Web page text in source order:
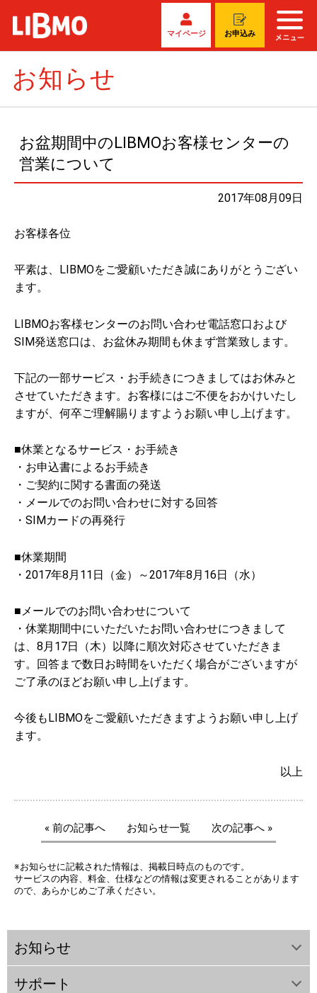
マイページ お申込み
お知らせ
お盆期間中のLIBMOお客様センターの
営業について
2017年08月09日
お客様各位
平素は、LIBMOをご愛顧いただき誠にありがとうござい
ます。
LIBMOお客様センターのお問い合わせ電話窓口および
SIM発送窓口は、お盆休み期間も休まず営業致します。
下記の一部サービス・お手続きにつきましてはお休みと
させていただきます。お客様にはご不便をおかけいたし
ますが、何卒ご理解賜りますようお願い申し上げます。
■休業となるサービス・お手続き
・お申込書によるお手続き
・ご契約に関する書面の発送
・メールでのお問い合わせに対する回答
・SIMカードの再発行
■休業期間
・2017年8月11日（金）～2017年8月16日（水）
■メールでのお問い合わせについて
・休業期間中にいただいたお問い合わせにつきまして
は、8月17日（木）以降に順次対応させていただきま
す。回答まで数日お時間をいただく場合がございますが
ご了承のほどお願い申し上げます。
今後もLIBMOをご愛顧いただきますようお願い申し上げ
ます。
以上
« 前の記事へ お知らせ一覧 次の記事へ »
※お知らせに記載された情報は、掲載日時点のものです。
サービスの内容、料金、仕様などの情報は変更されることがあります
ので、あらかじめご了承ください。
お知らせ
サポート